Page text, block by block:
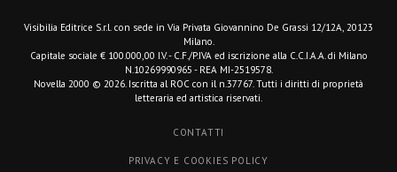
Visibilia Editrice S.r.l. con sede in Via Privata Giovannino De Grassi 12/12A, 20123
Milano.
Capitale sociale € 100.000,00 I.V. - C.F./P.IVA ed iscrizione alla C.C.I.A.A. di Milano
N.10269990965 - REA MI-2519578.
Novella 2000 © 2026. Iscritta al ROC con il n.37767. Tutti i diritti di proprietà
letteraria ed artistica riservati.
CONTATTI
PRIVACY E COOKIES POLICY